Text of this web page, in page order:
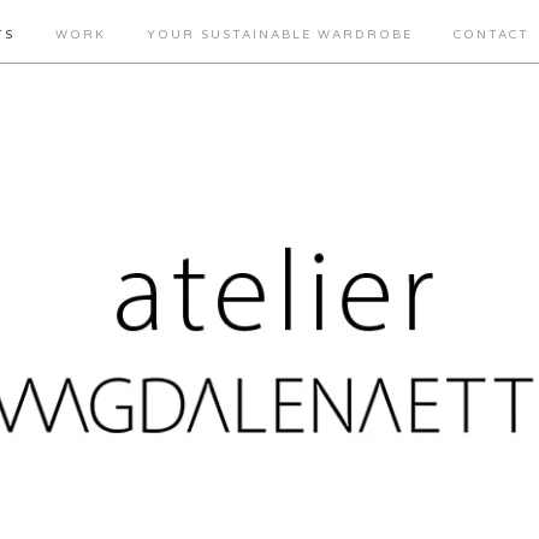
WORK YOUR SUSTAINABLE WARDROBE CONTACT